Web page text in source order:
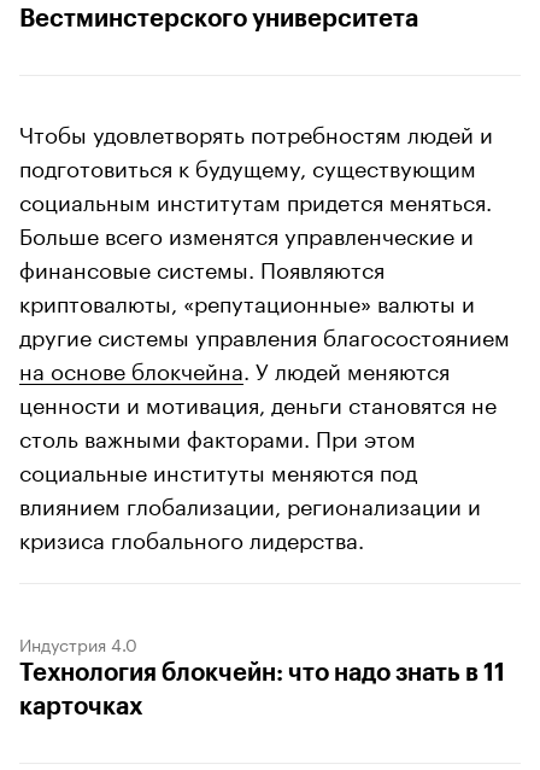
Вестминстерского университета
Чтобы удовлетворять потребностям людей и
подготовиться к будущему, существующим
социальным институтам придется меняться.
Больше всего изменятся управленческие и
финансовые системы. Появляются
криптовалюты, «репутационные» валюты и
другие системы управления благосостоянием
на основе блокчейна . У людей меняются
ценности и мотивация, деньги становятся не
столь важными факторами. При этом
социальные институты меняются под
влиянием глобализации, регионализации и
кризиса глобального лидерства.
Индустрия 4.0
Технология блокчейн: что надо знать в 11
карточках